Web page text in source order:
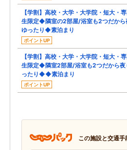
【学割】高校・大学・大学院・短大・
生限定◆隣室の2部屋/浴室も2つだから
ゆったり◆素泊まり
ポイントUP
【学割】高校・大学・大学院・短大・
生限定◆隣室2部屋/浴室も2つだから夜
ったり◆◆素泊まり
ポイントUP
この施設と交通